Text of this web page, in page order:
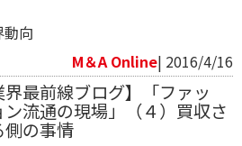
動向
M＆A Online| 2016/4/16
界最前線ブログ】「ファッ
ン流通の現場」（４）買収さ
側の事情